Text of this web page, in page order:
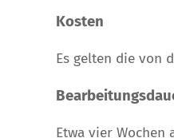
Kosten
Es gelten die von
Etwa vier Wochen